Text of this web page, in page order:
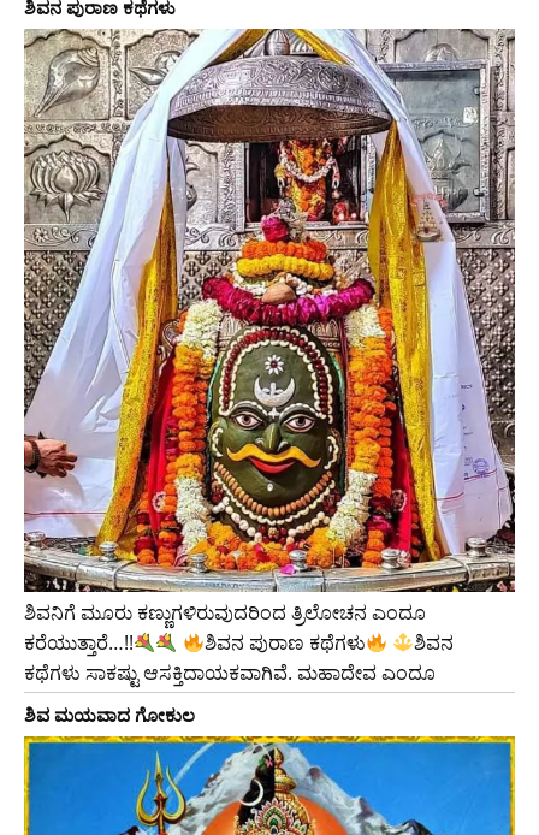
ಶಿವನ ಪುರಾಣ ಕಥೆಗಳು
ಶಿವನಿಗೆ ಮೂರು ಕಣ್ಣುಗಳಿರುವುದರಿಂದ ತ್ರಿಲೋಚನ ಎಂದೂ
ಕರೆಯುತ್ತಾರೆ…!!
ಶಿವನ ಪುರಾಣ ಕಥೆಗಳು
ಶಿವನ
ಕಥೆಗಳು ಸಾಕಷ್ಟು ಆಸಕ್ತಿದಾಯಕವಾಗಿವೆ. ಮಹಾದೇವ ಎಂದೂ
ಶಿವ ಮಯವಾದ ಗೋಕುಲ